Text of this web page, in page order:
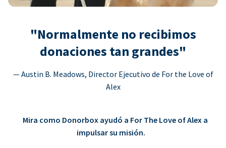
"Normalmente no recibimos
donaciones tan grandes"
— Austin B. Meadows, Director Ejecutivo de For the Love of
Alex
Mira como Donorbox ayudó a For The Love of Alex a
impulsar su misión.